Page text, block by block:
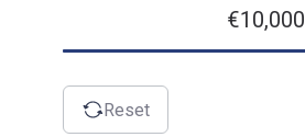
€10,000
Reset